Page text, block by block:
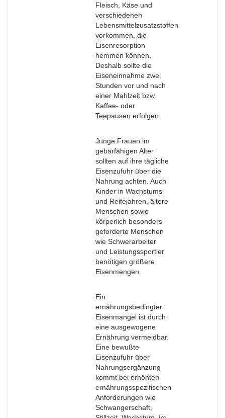
Fleisch, Käse und
verschiedenen
Lebensmittelzusatzstoffen
vorkommen, die
Eisenresorption
hemmen können.
Deshalb sollte die
Eiseneinnahme zwei
Stunden vor und nach
einer Mahlzeit bzw.
Kaffee- oder
Teepausen erfolgen.
Junge Frauen im
gebärfähigen Alter
sollten auf ihre tägliche
Eisenzufuhr über die
Nahrung achten. Auch
Kinder in Wachstums-
und Reifejahren, ältere
Menschen sowie
körperlich besonders
geforderte Menschen
wie Schwerarbeiter
und Leistungssportler
benötigen größere
Eisenmengen.
Ein
ernährungsbedingter
Eisenmangel ist durch
eine ausgewogene
Ernährung vermeidbar.
Eine bewußte
Eisenzufuhr über
Nahrungsergänzung
kommt bei erhöhten
ernährungsspezifischen
Anforderungen wie
Schwangerschaft,